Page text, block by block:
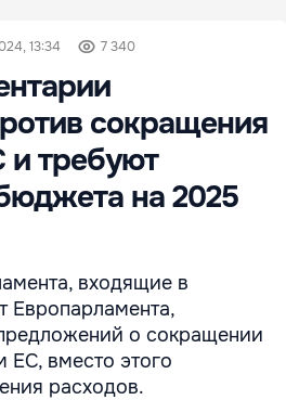
13:34 7 340
сокращения
требуют
на 2025
входящие в
Европарламента,
о сокращении
ЕС, вместо этого
расходов.